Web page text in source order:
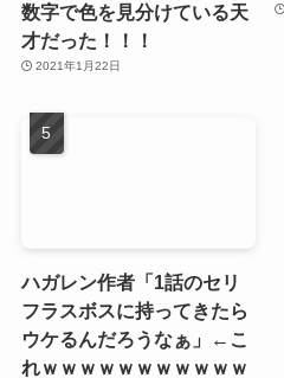
数字で色を見分けている天
才だった！！！
2021年1月22日
ハガレン作者「1話のセリ
フラスボスに持ってきたら
ウケるんだろうなぁ」←こ
れｗｗｗｗｗｗｗｗｗｗｗ